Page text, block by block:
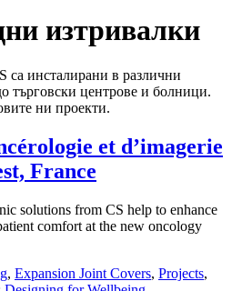
изтривалки
са инсталирани в различни
търговски центрове и болници.
ни проекти.
et d’imagerie
France
solutions from CS help to enhance
comfort at the new oncology
, Expansion Joint Covers, Projects,